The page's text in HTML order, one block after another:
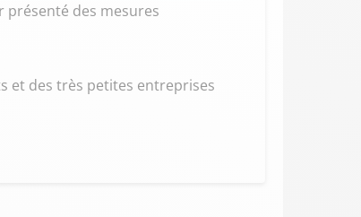
présenté des mesures
et des très petites entreprises